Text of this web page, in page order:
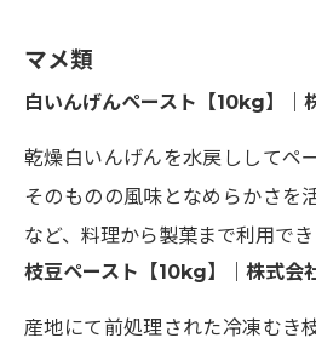
マメ類
白いんげんペースト【10kg】｜
乾燥白いんげんを水戻ししてペ
そのものの風味となめらかさを
など、料理から製菓まで利用でき
枝豆ペースト【10kg】｜株式会
産地にて前処理された冷凍むき